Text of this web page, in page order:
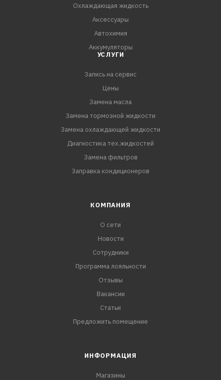
Jaguar-Land Rover STJLR 03.5003
Охлаждающая жидкость
Аксессуары
Автохимия
Аккумуляторы
УСЛУГИ
Запись на сервис
Цены
Замена масла
Замена тормозной жидкости
Замена охлаждающей жидкости
Диагностика тех.жидкостей
Замена фильтров
Заправка кондиционеров
КОМПАНИЯ
О сети
Новости
Сотрудники
Программа лояльности
Отзывы
Вакансии
Статьи
Предложить помещение
ИНФОРМАЦИЯ
Магазины